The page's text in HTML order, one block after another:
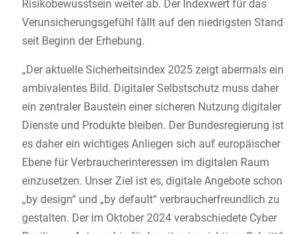
Risikobewusstsein weiter ab. Der Indexwert für das
Verunsicherungsgefühl fällt auf den niedrigsten Stand
seit Beginn der Erhebung.
„Der aktuelle Sicherheitsindex 2025 zeigt abermals ein
ambivalentes Bild. Digitaler Selbstschutz muss daher
ein zentraler Baustein einer sicheren Nutzung digitaler
Dienste und Produkte bleiben. Der Bundesregierung ist
es daher ein wichtiges Anliegen sich auf europäischer
Ebene für Verbraucherinteressen im digitalen Raum
einzusetzen. Unser Ziel ist es, digitale Angebote schon
„by design“ und „by default“ verbraucherfreundlich zu
gestalten. Der im Oktober 2024 verabschiedete Cyber